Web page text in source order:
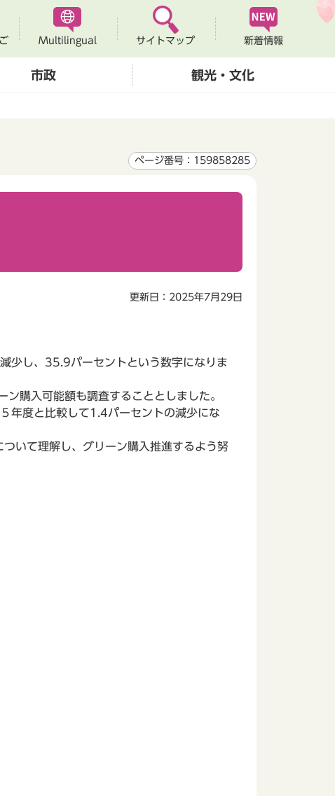
Multilingual サイトマップ 新着情報
市政 観光・文化
ページ番号：159858285
更新日：2025年7月29日
少し、35.9パーセントという数字になりま
購入可能額も調査することとしました。
年度と比較して1.4パーセントの減少にな
いて理解し、グリーン購入推進するよう努